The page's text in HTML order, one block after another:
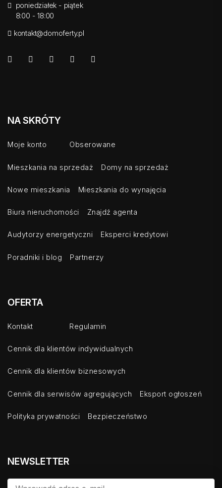
poniedziałek - piątek
8:00 - 18:00
kontakt@domoferty.pl
NA SKRÓTY
Moje konto Obserowane
Mieszkania na sprzedaż Domy na sprzedaż
Nowe mieszkania Mieszkania do wynajęcia
Biura nieruchomości Znajdź agenta
Audytorzy energetyczni Eksperci kredytowi
Poradniki i blog Partnerzy
OFERTA
Kontakt Regulamin
Cennik dla klientów indywidualnych
Cennik dla klientów biznesowych
Cennik dla serwisów agregujących Eksport ogłoszeń
Polityka prywatności Bezpieczeństwo
NEWSLETTER